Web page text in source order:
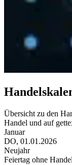
Übersicht zu den
Handel und auf
Januar
DO, 01.01.2026
Neujahr
Feiertag ohne Handel